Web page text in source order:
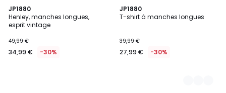
JP1880
Henley, manches longues,
esprit vintage
49,99 €
34,99 € -30%
JP1880
T-shirt à manches longues
39,99 €
27,99 € -30%
2
Couleurs